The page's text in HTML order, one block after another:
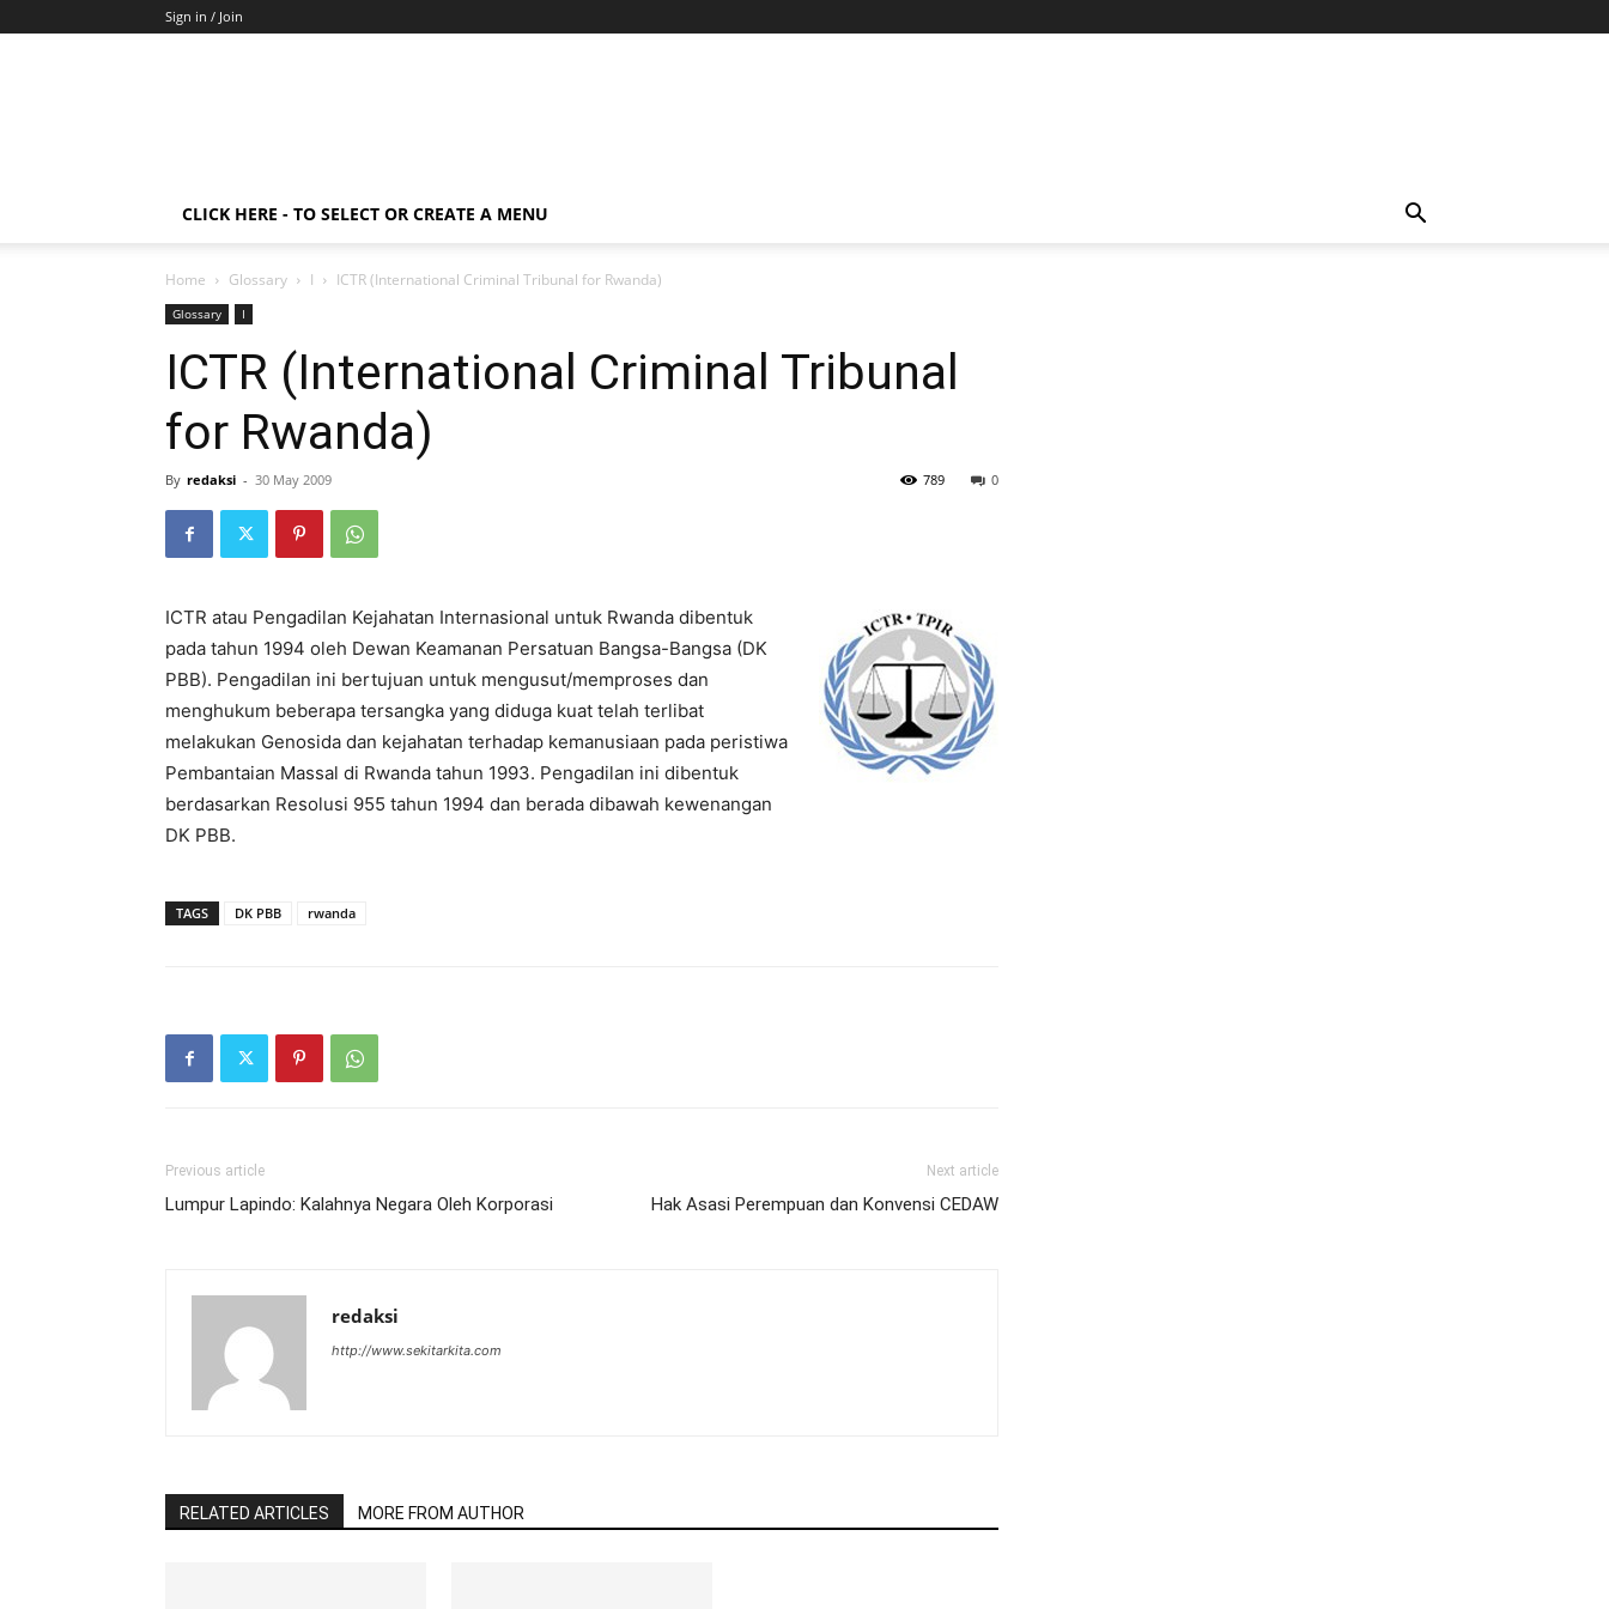
Sign in / Join
CLICK HERE - TO SELECT OR CREATE A MENU
Home Glossary I ICTR (International Criminal Tribunal for Rwanda)
Glossary I
ICTR (International Criminal Tribunal
for Rwanda)
By redaksi - 30 May 2009 0
789
ICTR atau Pengadilan Kejahatan Internasional untuk Rwanda dibentuk
pada tahun 1994 oleh Dewan Keamanan Persatuan Bangsa-Bangsa (DK
PBB). Pengadilan ini bertujuan untuk mengusut/memproses dan
menghukum beberapa tersangka yang diduga kuat telah terlibat
melakukan Genosida dan kejahatan terhadap kemanusiaan pada peristiwa
Pembantaian Massal di Rwanda tahun 1993. Pengadilan ini dibentuk
berdasarkan Resolusi 955 tahun 1994 dan berada dibawah kewenangan
DK PBB.
TAGS DK PBB rwanda
Previous article
Lumpur Lapindo: Kalahnya Negara Oleh Korporasi
Next article
Hak Asasi Perempuan dan Konvensi CEDAW
redaksi
http://www.sekitarkita.com
RELATED ARTICLES MORE FROM AUTHOR